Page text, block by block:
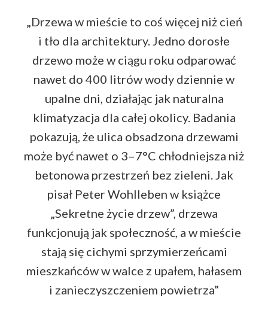
„Drzewa w mieście to coś więcej niż cień
i tło dla architektury. Jedno dorosłe
drzewo może w ciągu roku odparować
nawet do 400 litrów wody dziennie w
upalne dni, działając jak naturalna
klimatyzacja dla całej okolicy. Badania
pokazują, że ulica obsadzona drzewami
może być nawet o 3–7°C chłodniejsza niż
betonowa przestrzeń bez zieleni. Jak
pisał Peter Wohlleben w książce
„Sekretne życie drzew”, drzewa
funkcjonują jak społeczność, a w mieście
stają się cichymi sprzymierzeńcami
mieszkańców w walce z upałem, hałasem
i zanieczyszczeniem powietrza”